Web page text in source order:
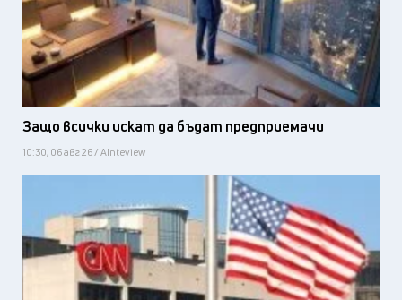
Защо всички искат да бъдат предприемачи
10:30, 06 авг 26 / AInteview